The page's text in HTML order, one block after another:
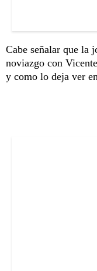
Cabe señalar que la
noviazgo con
y como lo deja ver